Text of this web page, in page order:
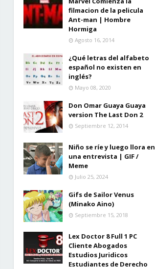
filmacion de la pelicula
Ant-man | Hombre
Hormiga
Agosto 16, 2014
¿Qué letras del alfabeto
español no existen en
inglés?
Mayo 08, 2020
Don Omar Guaya Guaya
version The Last Don 2
Septiembre 12, 2014
Niño se ríe y luego llora en
una entrevista | GIF /
Meme
Julio 25, 2024
Gifs de Sailor Venus
(Minako Aino)
Septiembre 15, 2018
Lex Doctor 8 Full 1 PC
Cliente Abogados
Estudios Juridicos
Estudiantes de Derecho